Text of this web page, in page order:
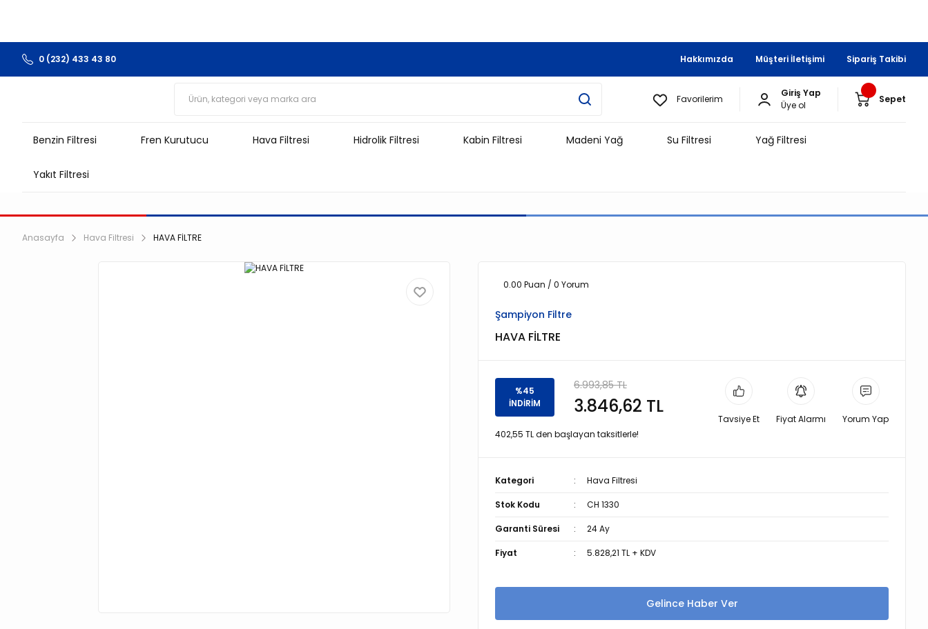
0 (232) 433 43 80 Hakkımızda Müşteri İletişimi Sipariş Takibi
Favorilerim
Giriş Yap
Üye ol
Sepet
Benzin Filtresi Fren Kurutucu Hava Filtresi Hidrolik Filtresi Kabin Filtresi Madeni Yağ Su Filtresi Yağ Filtresi
Yakıt Filtresi
Anasayfa Hava Filtresi HAVA FİLTRE
0.00 Puan / 0 Yorum
Şampiyon Filtre
HAVA FİLTRE
%45
İNDİRİM
6.993,85 TL
3.846,62 TL
402,55 TL den başlayan taksitlerle!
Tavsiye Et Fiyat Alarmı Yorum Yap
Kategori Hava Filtresi
Stok Kodu CH 1330
Garanti Süresi 24 Ay
Fiyat 5.828,21 TL + KDV
Gelince Haber Ver